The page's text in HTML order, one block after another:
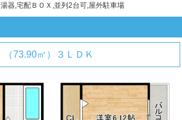
器,宅配ＢＯＸ,並列2台可,屋外駐車場
（73.90㎡）３ＬＤＫ